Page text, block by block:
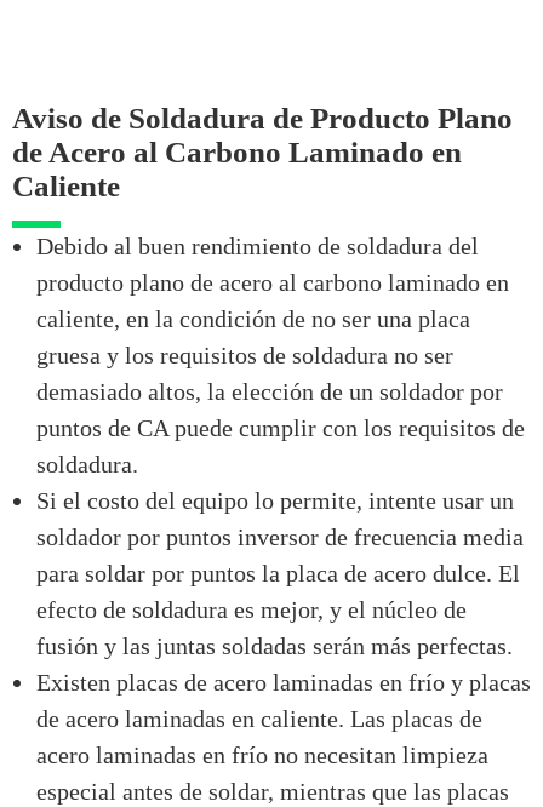
Aviso de Soldadura de Producto Plano
de Acero al Carbono Laminado en
Caliente
Debido al buen rendimiento de soldadura del
producto plano de acero al carbono laminado en
caliente, en la condición de no ser una placa
gruesa y los requisitos de soldadura no ser
demasiado altos, la elección de un soldador por
puntos de CA puede cumplir con los requisitos de
soldadura.
Si el costo del equipo lo permite, intente usar un
soldador por puntos inversor de frecuencia media
para soldar por puntos la placa de acero dulce. El
efecto de soldadura es mejor, y el núcleo de
fusión y las juntas soldadas serán más perfectas.
Existen placas de acero laminadas en frío y placas
de acero laminadas en caliente. Las placas de
acero laminadas en frío no necesitan limpieza
especial antes de soldar, mientras que las placas